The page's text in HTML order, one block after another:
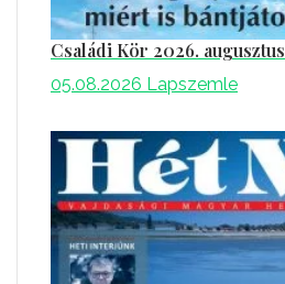
Családi Kör 2026. augusztus
05.08.2026 Lapszemle